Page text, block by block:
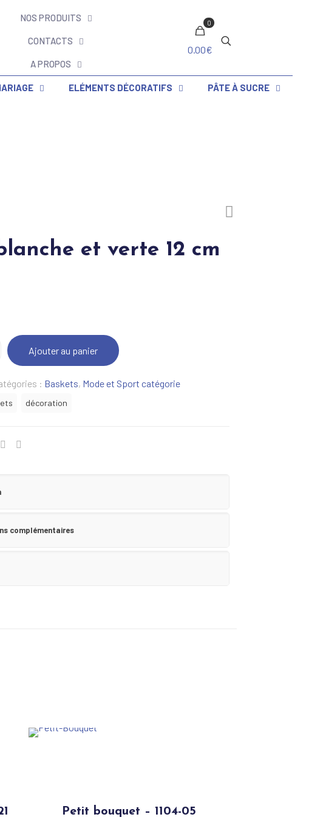
NOS PRODUITS
CONTACTS
A PROPOS
0
0.00€
ELÉMENTS DÉCORATIFS PÂTE À SUCRE
et verte 12 cm
Ajouter au panier
: Baskets, Mode et Sport catégorie
décoration
complémentaires
Petit bouquet – 1104-05